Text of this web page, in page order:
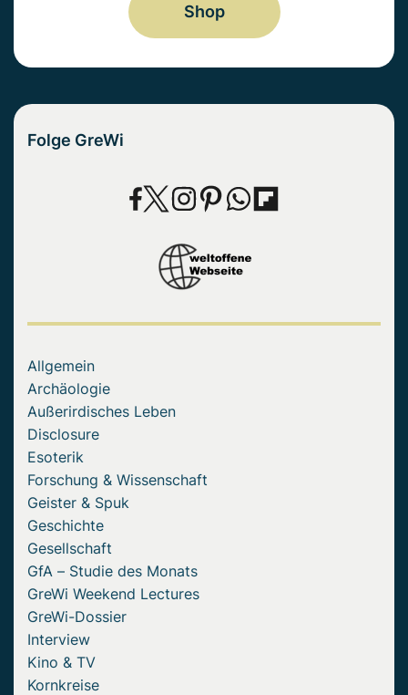
Shop
Folge GreWi
Allgemein
Archäologie
Außerirdisches Leben
Disclosure
Esoterik
Forschung & Wissenschaft
Geister & Spuk
Geschichte
Gesellschaft
GfA – Studie des Monats
GreWi Weekend Lectures
GreWi-Dossier
Interview
Kino & TV
Kornkreise